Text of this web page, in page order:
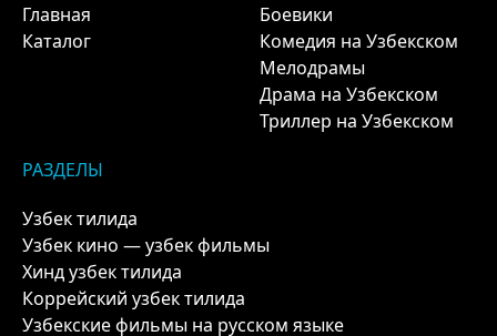
Главная
Каталог
Боевики
Комедия на Узбекском
Мелодрамы
Драма на Узбекском
Триллер на Узбекском
РАЗДЕЛЫ
Узбек тилида
Узбек кино — узбек фильмы
Хинд узбек тилида
Коррейский узбек тилида
Узбекские фильмы на русском языке